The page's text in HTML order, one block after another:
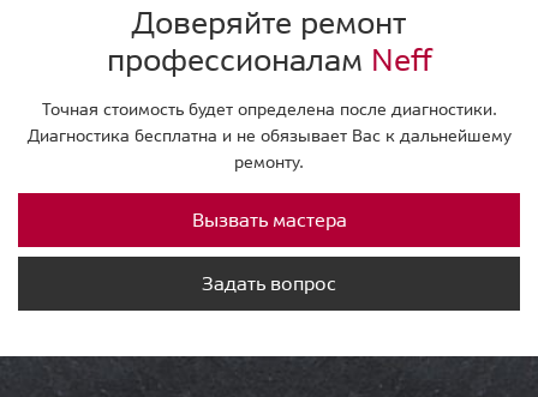
Доверяйте ремонт
профессионалам Neff
Точная стоимость будет определена после диагностики.
Диагностика бесплатна и не обязывает Вас к дальнейшему
ремонту.
Вызвать мастера
Задать вопрос